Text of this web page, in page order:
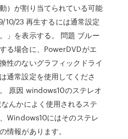
）が割り当てられている可能
10/23 再生するには通常設定
」を表示する。 問題 ブルー
る場合に、PowerDVDがエ
性のないグラフィックドライ
通常設定を使用してくださ
原因 windows10のステレオ
んかによく使用されるステ
Windows10にはそのステレ
情報があります。